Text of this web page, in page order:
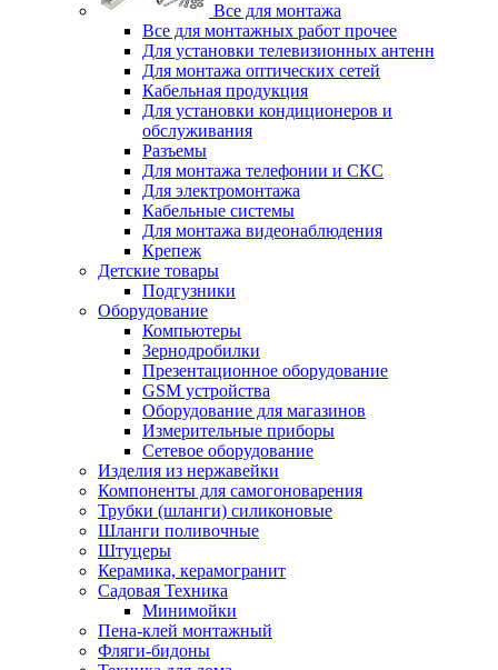
Все для монтажа
Все для монтажных работ прочее
Для установки телевизионных антенн
Для монтажа оптических сетей
Кабельная продукция
Для установки кондиционеров и
обслуживания
Разъемы
Для монтажа телефонии и СКС
Для электромонтажа
Кабельные системы
Для монтажа видеонаблюдения
Крепеж
Детские товары
Подгузники
Оборудование
Компьютеры
Зернодробилки
Презентационное оборудование
GSM устройства
Оборудование для магазинов
Измерительные приборы
Сетевое оборудование
Изделия из нержавейки
Компоненты для самогоноварения
Трубки (шланги) силиконовые
Шланги поливочные
Штуцеры
Керамика, керамогранит
Садовая Техника
Минимойки
Пена-клей монтажный
Фляги-бидоны